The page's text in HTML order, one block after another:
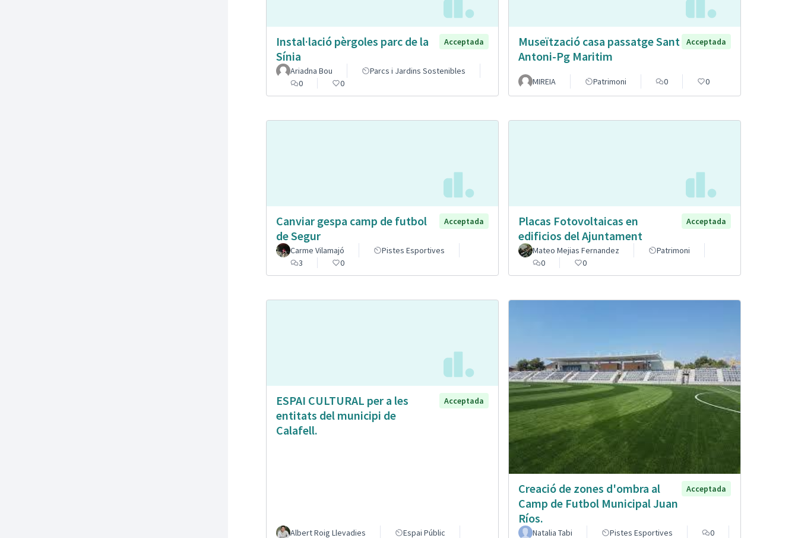
Instal·lació pèrgoles parc de la
Sínia
Acceptada
Ariadna Bou
Parcs i Jardins Sostenibles
0
0
Museïtzació casa passatge Sant
Antoni-Pg Maritim
Acceptada
MIREIA Patrimoni 0 0
Canviar gespa camp de futbol
de Segur
Acceptada
Carme Vilamajó
Pistes Esportives
3
0
Placas Fotovoltaicas en
edificios del Ajuntament
Acceptada
Mateo Mejias Fernandez
Patrimoni
0
0
ESPAI CULTURAL per a les
entitats del municipi de
Calafell.
Acceptada
Albert Roig Llevadies Espai Públic
Creació de zones d'ombra al
Camp de Futbol Municipal Juan
Ríos.
Acceptada
Natalia Tabi Pistes Esportives 0